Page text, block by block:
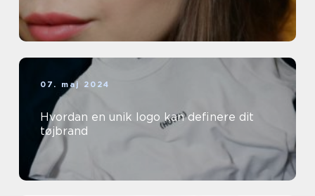
07. maj 2024
Hvordan en unik logo kan definere dit
tøjbrand